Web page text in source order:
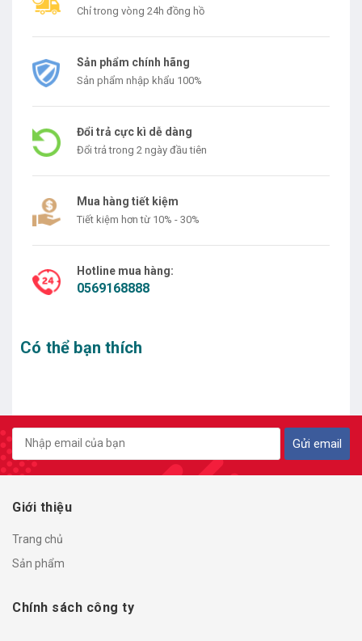
Chỉ trong vòng 24h đồng hồ
Sản phẩm chính hãng
Sản phẩm nhập khẩu 100%
Đổi trả cực kì dễ dàng
Đổi trả trong 2 ngày đầu tiên
Mua hàng tiết kiệm
Tiết kiệm hơn từ 10% - 30%
Hotline mua hàng:
0569168888
Có thể bạn thích
Gửi email
Giới thiệu
Trang chủ
Sản phẩm
Chính sách công ty